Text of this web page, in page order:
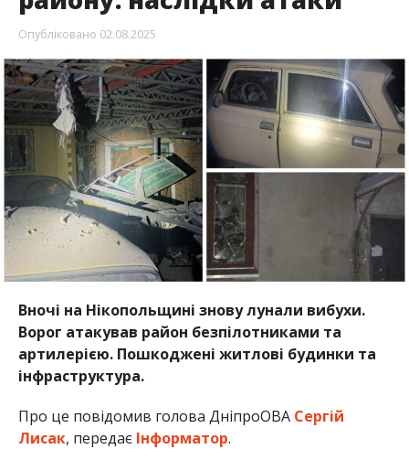
Опубліковано 02.08.2025
Вночі на Нікопольщині знову лунали вибухи.
Ворог атакував район безпілотниками та
артилерією. Пошкоджені житлові будинки та
інфраструктура.
Про це повідомив голова ДніпроОВА Сергій
Лисак, передає Інформатор.